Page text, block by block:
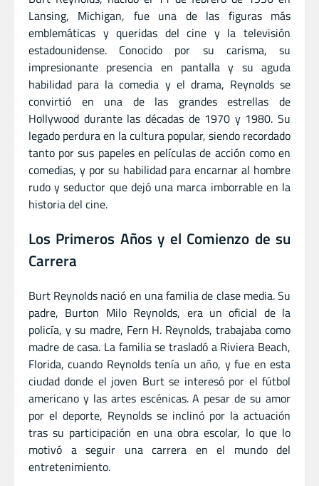
Lansing, Michigan, fue una de las figuras más
emblemáticas y queridas del cine y la televisión
estadounidense. Conocido por su carisma, su
impresionante presencia en pantalla y su aguda
habilidad para la comedia y el drama, Reynolds se
convirtió en una de las grandes estrellas de
Hollywood durante las décadas de 1970 y 1980. Su
legado perdura en la cultura popular, siendo recordado
tanto por sus papeles en películas de acción como en
comedias, y por su habilidad para encarnar al hombre
rudo y seductor que dejó una marca imborrable en la
historia del cine.
Los Primeros Años y el Comienzo de su
Carrera
Burt Reynolds nació en una familia de clase media. Su
padre, Burton Milo Reynolds, era un oficial de la
policía, y su madre, Fern H. Reynolds, trabajaba como
madre de casa. La familia se trasladó a Riviera Beach,
Florida, cuando Reynolds tenía un año, y fue en esta
ciudad donde el joven Burt se interesó por el fútbol
americano y las artes escénicas. A pesar de su amor
por el deporte, Reynolds se inclinó por la actuación
tras su participación en una obra escolar, lo que lo
motivó a seguir una carrera en el mundo del
entretenimiento.